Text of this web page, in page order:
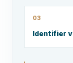
03
Identifier